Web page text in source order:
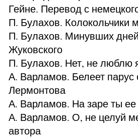
Гейне. Перевод с
П. Булахов. Колокольчики
П. Булахов. Минувших
Жуковского
П. Булахов. Нет, не люблю
А. Варламов. Белеет
Лермонтова
А. Варламов. На заре ты
А. Варламов. О, не целуй
автора